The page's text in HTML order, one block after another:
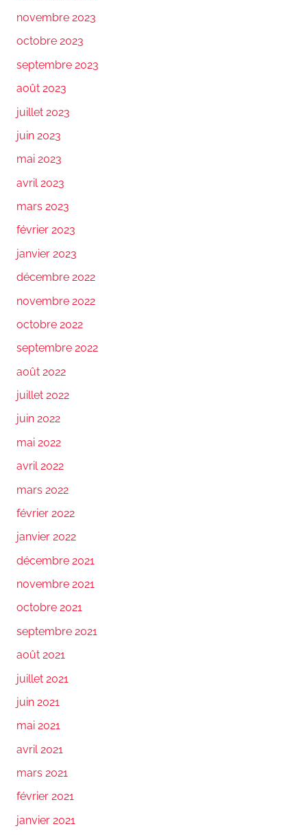
novembre 2023
octobre 2023
septembre 2023
août 2023
juillet 2023
juin 2023
mai 2023
avril 2023
mars 2023
février 2023
janvier 2023
décembre 2022
novembre 2022
octobre 2022
septembre 2022
août 2022
juillet 2022
juin 2022
mai 2022
avril 2022
mars 2022
février 2022
janvier 2022
décembre 2021
novembre 2021
octobre 2021
septembre 2021
août 2021
juillet 2021
juin 2021
mai 2021
avril 2021
mars 2021
février 2021
janvier 2021